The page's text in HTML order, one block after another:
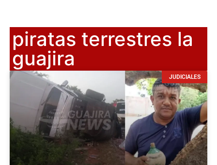
piratas terrestres la
guajira
JUDICIALES